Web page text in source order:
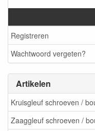
Registreren
Wachtwoord vergeten?
Artikelen
Kruisgleuf schroeven /
Zaaggleuf schroeven /